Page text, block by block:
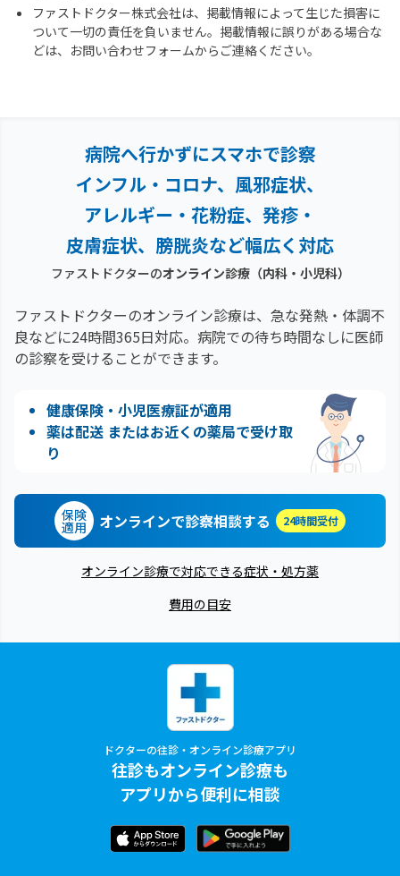
ファストドクター株式会社は、掲載情報によって生じた損害に
ついて一切の責任を負いません。掲載情報に誤りがある場合な
どは、お問い合わせフォームからご連絡ください。
病院へ行かずにスマホで診察
インフル・コロナ、風邪症状、
アレルギー・花粉症、 発疹・
皮膚症状、膀胱炎など幅広く対応
ファストドクターのオンライン診療（内科・小児科）
ファストドクターのオンライン診療は、急な発熱・体調不
良などに24時間365日対応。 病院での待ち時間なしに医師
の診察を受けることができます。
健康保険・小児医療証が適用
薬は配送 またはお近くの薬局で受け取
り
保険
適用 オンラインで診察相談する 24時間受付
オンライン診療で対応できる症状・処方薬
費用の目安
ドクターの往診・オンライン診療アプリ
往診もオンライン診療も
アプリから便利に相談